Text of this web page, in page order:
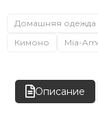
Домашняя одежда
Кимоно
Mia-
Описание